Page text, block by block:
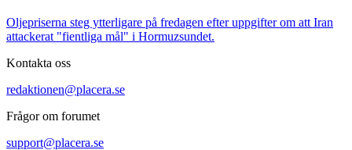
Oljepriserna steg ytterligare på fredagen efter uppgifter om att Iran
attackerat "fientliga mål" i Hormuzsundet.
Kontakta oss
redaktionen@placera.se
Frågor om forumet
support@placera.se